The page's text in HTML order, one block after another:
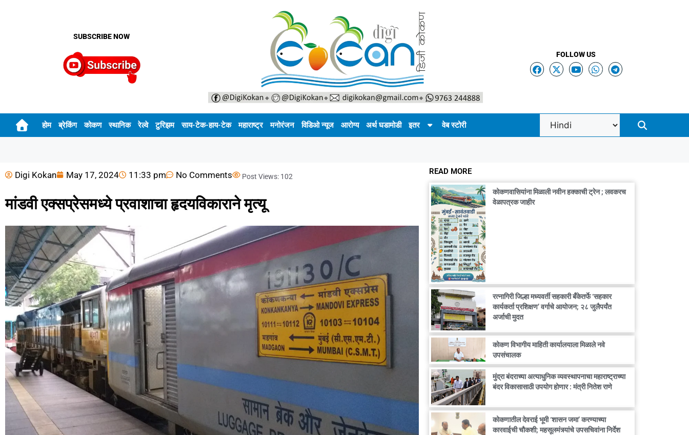
SUBSCRIBE NOW
FOLLOW US
होम ब्रेकिंग कोकण स्थानिक रेल्वे टुरिझम साय-टेक-हाय-टेक महाराष्ट्र मनोरंजन विडिओ न्यूज आरोग्य अर्थ घडामोडी इतर वेब स्टोरी
Digi Kokan May 17, 2024 11:33 pm No Comments Post Views: 102
मांडवी एक्सप्रेसमध्ये प्रवाशाचा हृदयविकाराने मृत्यू
READ MORE
कोकणवासियांना मिळाली नवीन हक्काची ट्रेन ; लवकरच
वेळापत्रक जाहीर
रत्नागिरी जिल्हा मध्यवर्ती सहकारी बँकेतर्फे ‘सहकार
कार्यकर्ता प्रशिक्षण’ वर्गाचे आयोजन; २८ जुलैपर्यंत
अर्जाची मुदत
कोकण विभागीय माहिती कार्यालयाला मिळाले नवे
उपसंचालक
मुंद्रा बंदराच्या अत्याधुनिक व्यवस्थापनाचा महाराष्ट्राच्या
बंदर विकासासाठी उपयोग होणार : मंत्री नितेश राणे
कोकणातील देवराई भूमी ‘शासन जमा’ करण्याच्या
कारवाईची चौकशी; महसूलमंत्र्यांचे उपसचिवांना निर्देश